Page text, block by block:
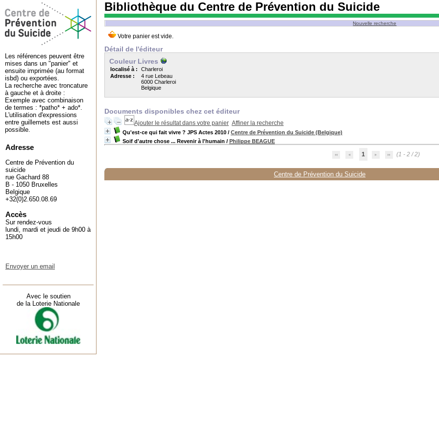
Bibliothèque du Centre de Prévention du Suicide
Nouvelle recherche
Détail de l'éditeur
Couleur Livres
localisé à :
Charleroi
Adresse :
4 rue Lebeau
6000 Charleroi
Belgique
Documents disponibles chez cet éditeur
Ajouter le résultat dans votre panier Affiner la recherche
Qu'est-ce qui fait vivre ? JPS Actes 2010/ Centre de Prévention du Suicide (Belgique)
Soif d'autre chose ... Revenir à l'humain / Philippe BEAGUE
1 (1 - 2 / 2)
Centre de Prévention du Suicide
Les références peuvent être
mises dans un "panier" et
ensuite imprimée (au format
isbd) ou exportées.
La recherche avec troncature
à gauche et à droite :
Exemple avec combinaison
de termes : *patho* + ado*.
L'utilisation d'expressions
entre guillemets est aussi
possible.
Adresse
Centre de Prévention du
suicide
rue Gachard 88
B - 1050 Bruxelles
Belgique
+32(0)2.650.08.69
Accès
Sur rendez-vous
lundi, mardi et jeudi de 9h00 à
15h00
Envoyer un email
Avec le soutien
de la Loterie Nationale